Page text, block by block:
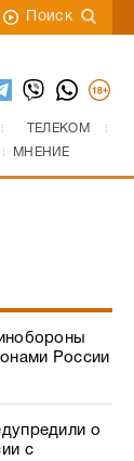
Поиск
ТЕЛЕКОМ
МНЕНИЕ
России
о
с